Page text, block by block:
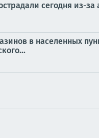
сегодня из-
в населенных